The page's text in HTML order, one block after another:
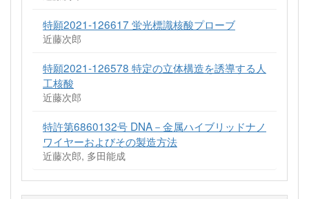
特願2021-126617 蛍光標識核酸プローブ
近藤次郎
特願2021-126578 特定の立体構造を誘導する人
工核酸
近藤次郎
特許第6860132号 DNA－金属ハイブリッドナノ
ワイヤーおよびその製造方法
近藤次郎, 多田能成